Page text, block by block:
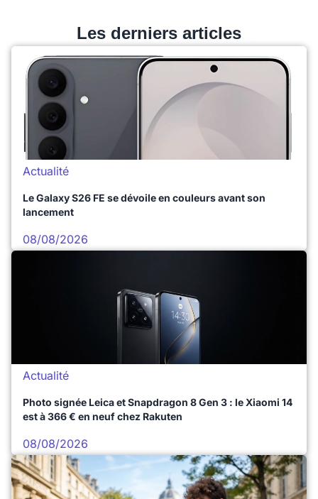
Les derniers articles
Actualité
Le Galaxy S26 FE se dévoile en couleurs avant son
lancement
08/08/2026
Actualité
Photo signée Leica et Snapdragon 8 Gen 3 : le Xiaomi 14
est à 366 € en neuf chez Rakuten
08/08/2026